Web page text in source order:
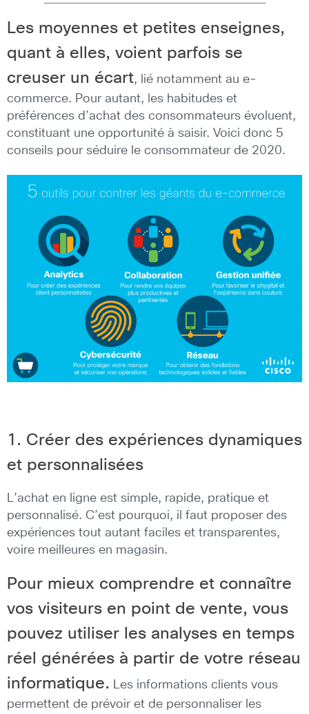
Les moyennes et petites enseignes,
quant à elles, voient parfois se
creuser un écart, lié notamment au e-
commerce. Pour autant, les habitudes et
préférences d’achat des consommateurs évoluent,
constituant une opportunité à saisir. Voici donc 5
conseils pour séduire le consommateur de 2020.
1. Créer des expériences dynamiques
et personnalisées
L’achat en ligne est simple, rapide, pratique et
personnalisé. C’est pourquoi, il faut proposer des
expériences tout autant faciles et transparentes,
voire meilleures en magasin.
Pour mieux comprendre et connaître
vos visiteurs en point de vente, vous
pouvez utiliser les analyses en temps
réel générées à partir de votre réseau
informatique.
Les informations clients vous
permettent de prévoir et de personnaliser les